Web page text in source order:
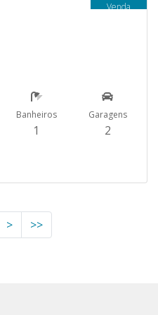
Venda
Banheiros
1
Garagens
2
> >>